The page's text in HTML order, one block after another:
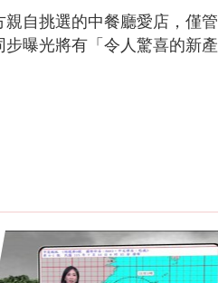
自挑選的中餐廳愛店，僅管
曝光將有「令人驚喜的新產